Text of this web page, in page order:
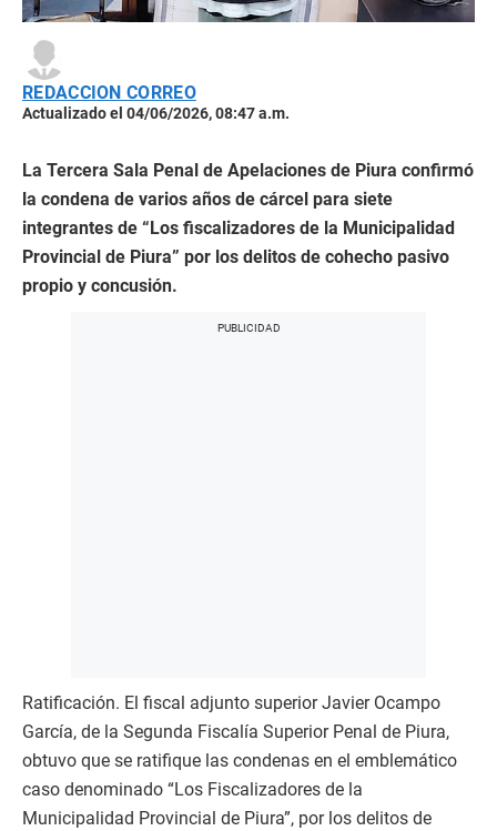
REDACCION CORREO
Actualizado el 04/06/2026, 08:47 a.m.
La Tercera Sala Penal de Apelaciones de Piura confirmó
la condena de varios años de cárcel para siete
integrantes de “Los fiscalizadores de la Municipalidad
Provincial de Piura” por los delitos de cohecho pasivo
propio y concusión.
Ratificación. El fiscal adjunto superior Javier Ocampo
García, de la Segunda Fiscalía Superior Penal de Piura,
obtuvo que se ratifique las condenas en el emblemático
caso denominado “Los Fiscalizadores de la
Municipalidad Provincial de Piura”, por los delitos de